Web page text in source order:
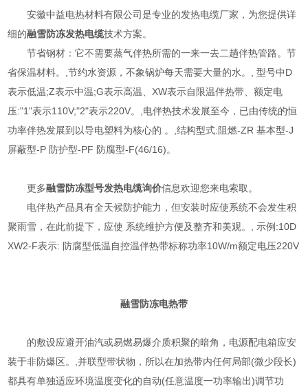
安徽中益电热材料有限公司是专业的发热电缆厂家，为您提供详
细的融雪防冻发热电缆技术方案。
节省钢材：它不需要蒸气伴热所需的一来一去二趟伴热管路。节
省保温材料。,节约水资源，不象锅炉每天需要大量的水。, 型号中D
表示低温;Z表示中温;G表示高温、XW表示自限温伴热带、额定电
压:"1"表示110V;"2"表示220V。,电伴热技术发展至今，已由传统的恒
功率伴热发展到以导电塑料为核心的 。,结构型式:阻燃-ZR 基本型-J
屏蔽型-P 防护型-PF 防腐型-F(46/16)。
更多融雪防冻型号发热电缆询价信息欢迎您来电索取。
电伴热产品具有全天候防护能力，但安装时应使系统不会发生积
聚雨雪，在此前提下，应使 系统维护方便及整齐和美观。, 示例:10D
XW2-F表示: 防腐型低温自控温伴热带标称功率10W/m额定电压220V
融雪防冻电热带
的敷设应避开油汽或易燃易爆介质积聚的暗角，电源配电箱应安
装于非防爆区。,并联型带状物，所以在加热带内任何局部(微少段长)
都具有单独适应环境温度变化的自动(任意温度一功率输出)调节功